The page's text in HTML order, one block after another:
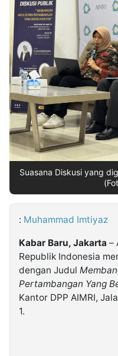
INDONESIA
Partner
Insight
NTB
Suara
Time
Lens
IDN
Daily
Jogja
Jalan
Rakyat
Idealita
News
Kita
Notice
Radar
Baru
Seedbacklink
Follow
Kabarbaru
Kabarbaru.co
2026
Suasana Diskusi yang
: Muhammad Imtiyaz
Kabar Baru, Jakarta –
Republik Indonesia
dengan Judul
Pertambangan Yang
Kantor DPP AIMRI,
1.